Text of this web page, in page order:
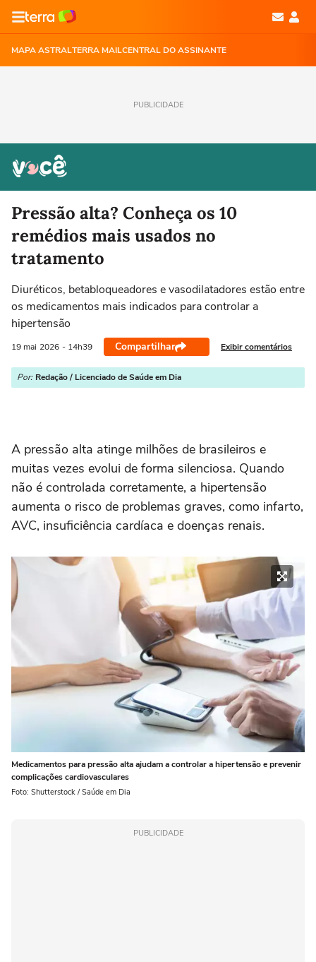
MAPA ASTRALTERRA MAILCENTRAL DO ASSINANTE
PUBLICIDADE
Pressão alta? Conheça os 10
remédios mais usados no
tratamento
Diuréticos, betabloqueadores e vasodilatadores estão entre
os medicamentos mais indicados para controlar a
hipertensão
19 mai 2026 - 14h39 Compartilhar Exibir comentários
Por: Redação / Licenciado de Saúde em Dia
A pressão alta atinge milhões de brasileiros e
muitas vezes evolui de forma silenciosa. Quando
não é controlada corretamente, a hipertensão
aumenta o risco de problemas graves, como infarto,
AVC, insuficiência cardíaca e doenças renais.
Medicamentos para pressão alta ajudam a controlar a hipertensão e prevenir
complicações cardiovasculares
Foto: Shutterstock / Saúde em Dia
PUBLICIDADE